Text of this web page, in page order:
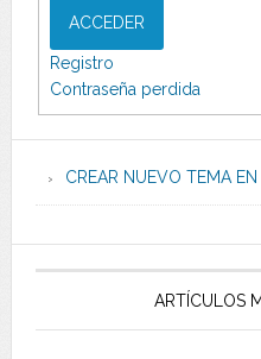
ACCEDER
Registro
Contraseña perdida
CREAR NUEVO TEMA
ARTÍCULOS